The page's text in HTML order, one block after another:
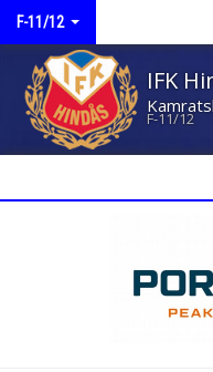
F-11/12
IFK
F-11/12